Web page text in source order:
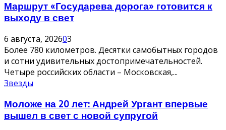
Маршрут «Государева дорога» готовится к
выходу в свет
6 августа, 202603
Более 780 километров. Десятки самобытных городов
и сотни удивительных достопримечательностей.
Четыре российских области – Московская,...
Звезды
Моложе на 20 лет: Андрей Ургант впервые
вышел в свет с новой супругой